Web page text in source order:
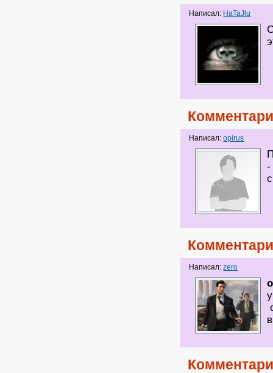
Написал: HaTaJlu
Написал:opirus
-
Написал:zero